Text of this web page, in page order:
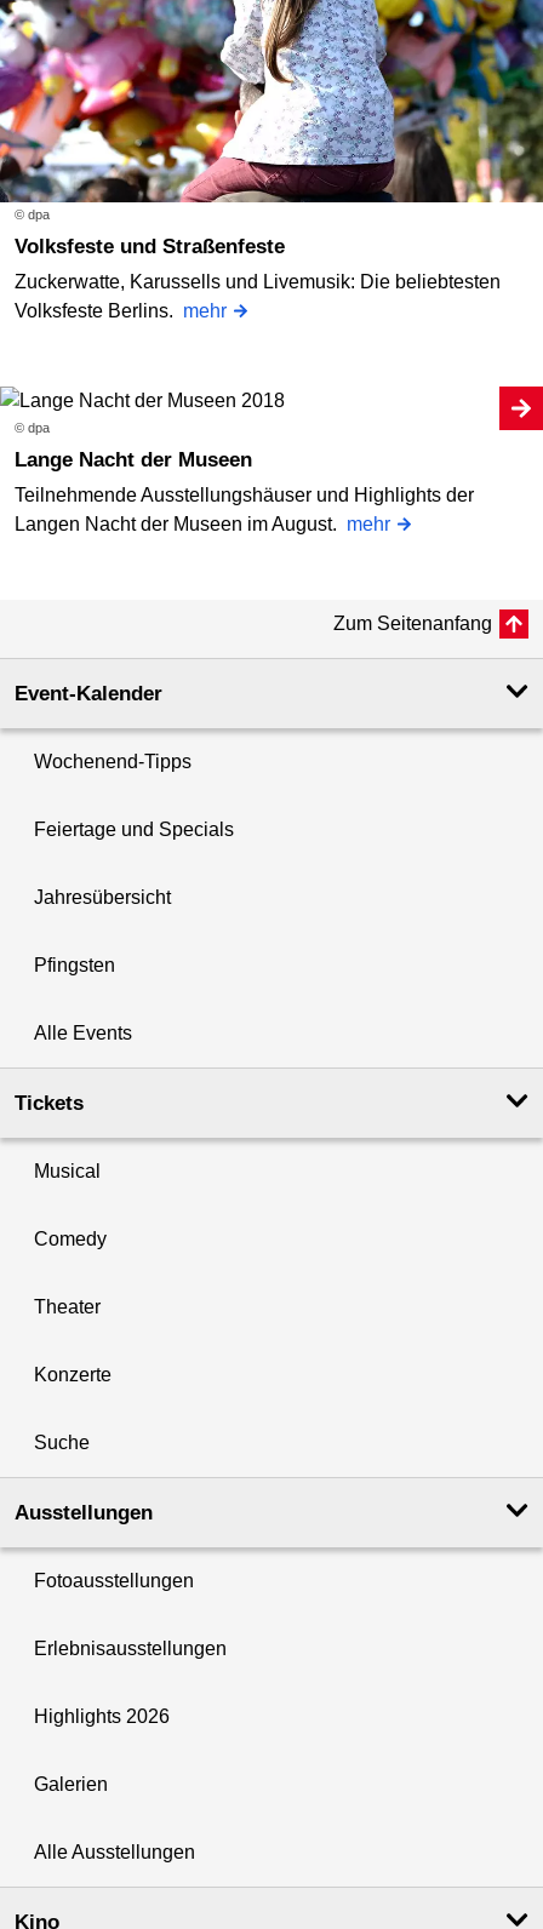
© dpa
Volksfeste und Straßenfeste
Zuckerwatte, Karussells und Livemusik: Die beliebtesten
Volksfeste Berlins. mehr
© dpa
Lange Nacht der Museen
Teilnehmende Ausstellungshäuser und Highlights der
Langen Nacht der Museen im August. mehr
Zum Seitenanfang
Event-Kalender
Wochenend-Tipps
Feiertage und Specials
Jahresübersicht
Pfingsten
Alle Events
Tickets
Musical
Comedy
Theater
Konzerte
Suche
Ausstellungen
Fotoausstellungen
Erlebnisausstellungen
Highlights 2026
Galerien
Alle Ausstellungen
Kino